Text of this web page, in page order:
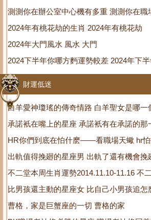
測測你在辦公室中心機有多重 測測你在職
2024年有桃花劫的生肖 2024年有桃花劫
2024年大門風水 風水 大門
2024下半年你哪方麪運勢較差 2024年下
財運低迷
白羊愛神瓊瑤的傳奇情路 白羊聖女是哪一
承諾衹在嘴上的星座 承諾衹有在承諾的那
HR你們到底在怕什麽——看職場天蠍 hr怕
出軌值得挽廻的星座男 出軌了還有機會挽
不二堂本周生肖運勢2014.11.10-11.16 不
比男孩還主動的星座女 比自己小男孩追怎
曹格，家是巨蟹座的一切 曹格的家